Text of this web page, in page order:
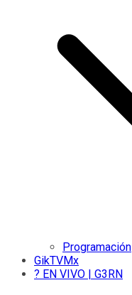
Programación
GikTVMx
? EN VIVO | G3RN